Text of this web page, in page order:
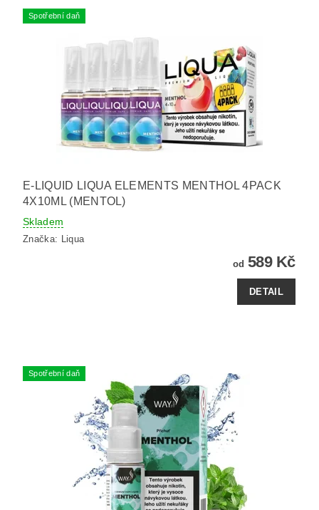
Spotřební daň
E-LIQUID LIQUA ELEMENTS MENTHOL 4PACK
4X10ML (MENTOL)
Skladem
Značka: Liqua
od 589 Kč
DETAIL
Spotřební daň